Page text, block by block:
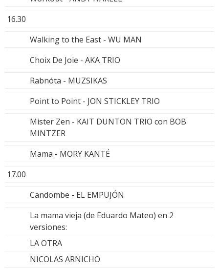
16.30
Walking to the East - WU MAN
Choix De Joie - AKA TRIO
Rabnóta - MUZSIKAS
Point to Point - JON STICKLEY TRIO
Mister Zen - KAIT DUNTON TRIO con BOB
MINTZER
Mama - MORY KANTÉ
17.00
Candombe - EL EMPUJÓN
La mama vieja (de Eduardo Mateo) en 2
versiones:
LA OTRA
NICOLAS ARNICHO